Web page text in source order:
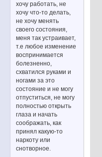
хочу работать, не
хочу что-то делать,
не хочу менять
своего состояния,
меня так устраивает,
т.е любое изменение
воспринимается
болезненно,
схватился руками и
ногами за это
состояние и не могу
отпуститься, не могу
полностью открыть
глаза и начать
соображать, как
принял какую-то
наркоту или
снотворное.